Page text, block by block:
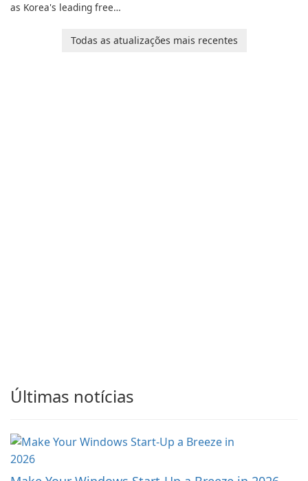
as Korea's leading free
baby tracking, offering
users with robust
Todas as atualizações mais recentes
Últimas notícias